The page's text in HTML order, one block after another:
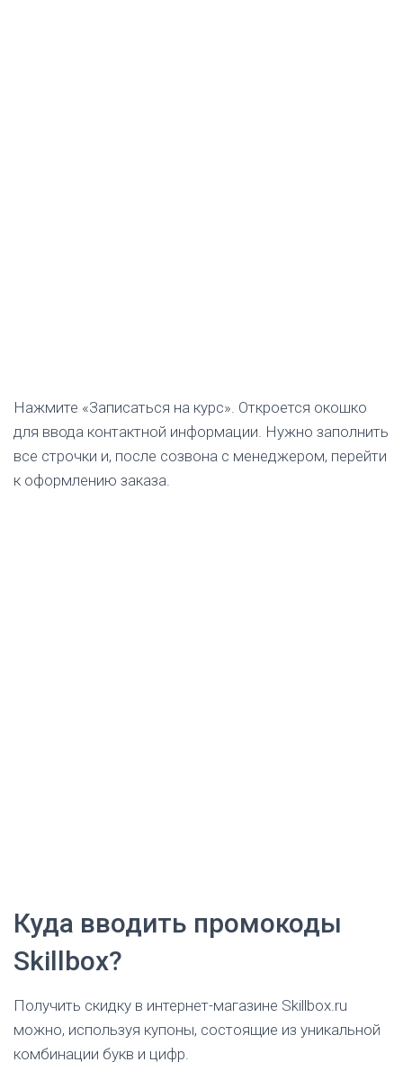
Нажмите «Записаться на курс». Откроется окошко
для ввода контактной информации. Нужно заполнить
все строчки и, после созвона с менеджером, перейти
к оформлению заказа.
Куда вводить промокоды
Skillbox?
Получить скидку в интернет-магазине Skillbox.ru
можно, используя купоны, состоящие из уникальной
комбинации букв и цифр.